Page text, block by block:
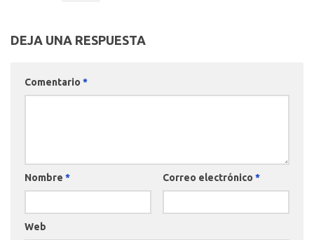
DEJA UNA RESPUESTA
Comentario *
Nombre * Correo electrónico *
Web